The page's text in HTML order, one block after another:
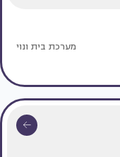
מערכת בית ונוי